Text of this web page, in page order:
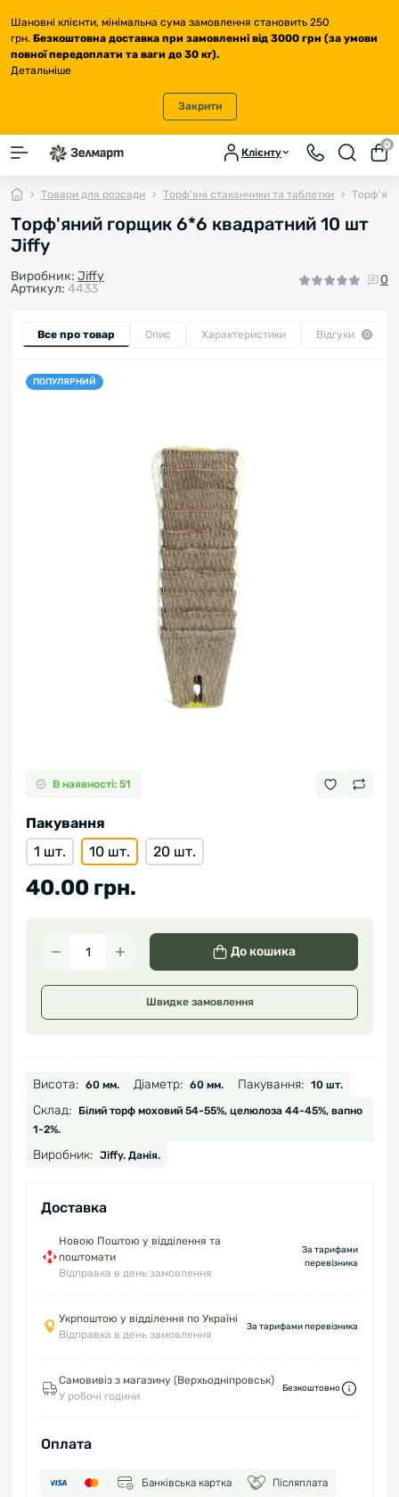
Шановні клієнти, мінімальна сума замовлення становить 250
грн. Безкоштовна доставка при замовленні від 3000 грн (за умови
повної передоплати та ваги до 30 кг).
Детальніше
Закрити
Клієнту
0
Товари для розсади Торф'яні стаканчики та таблетки
Торф'яний горщик 6*6 квадратний 10 шт
Jiffy
Виробник: Jiffy
Артикул: 4433
0
Все про товар Опис Характеристики Відгуки 0
ПОПУЛЯРНИЙ
В наявності: 51
Пакування
1 шт.
10 шт. 20 шт.
40.00 грн.
До кошика
Швидке замовлення
Висота: 60 мм. Діаметр: 60 мм. Пакування: 10 шт.
Склад:
Білий торф моховий 54-55%, целюлоза 44-45%, вапно
1-2%.
Виробник: Jiffy. Данія.
Доставка
Новою Поштою у відділення та
поштомати
Відправка в день замовлення
За тарифами
перевізника
Укрпоштою у відділення по Україні
Відправка в день замовлення
За тарифами перевізника
Самовивіз з магазину (Верхьодніпровськ)
У робочі години
Безкоштовно
Оплата
Банківська картка Післяплата